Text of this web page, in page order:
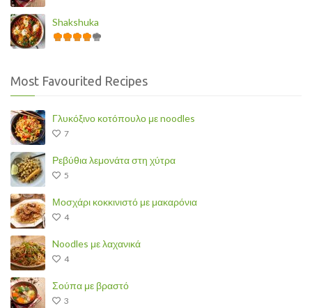
Shakshuka
Most Favourited Recipes
Γλυκόξινο κοτόπουλο με noodles
7
Ρεβύθια λεμονάτα στη χύτρα
5
Μοσχάρι κοκκινιστό με μακαρόνια
4
Noodles με λαχανικά
4
Σούπα με βραστό
3